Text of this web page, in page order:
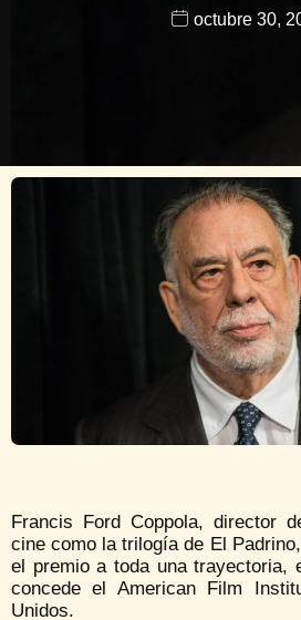
octubre 30,
Francis Ford Coppola, director
cine como la trilogía de El
el premio a toda una trayectoria,
concede el American Film
Unidos.